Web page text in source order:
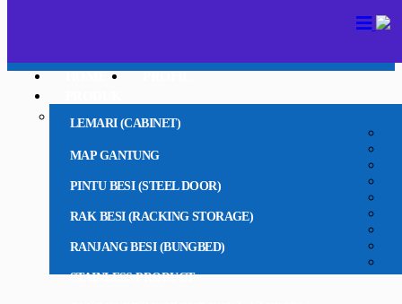
LEMARI (CABINET)
MAP GANTUNG
PINTU BESI (STEEL DOOR)
RAK BESI (RACKING STORAGE)
RANJANG BESI (BUNGBED)
STAINLESS PRODUCT